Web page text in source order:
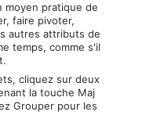
moyen pratique de
faire pivoter,
autres attributs de
temps, comme s'il
cliquez sur deux
la touche Maj
Grouper pour les